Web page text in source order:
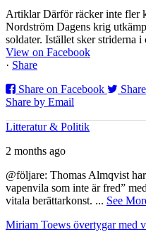
Artiklar Därför räcker inte fler
Nordström Dagens krig
soldater. Istället sker striderna
View on Facebook
· Share
Share on Facebook
Share by Email
Litteratur & Politik
2 months ago
@följare: Thomas Almqvist
vapenvila som inte är fred”
vitala berättarkonst. ... See
Miriam Toews övertygar med